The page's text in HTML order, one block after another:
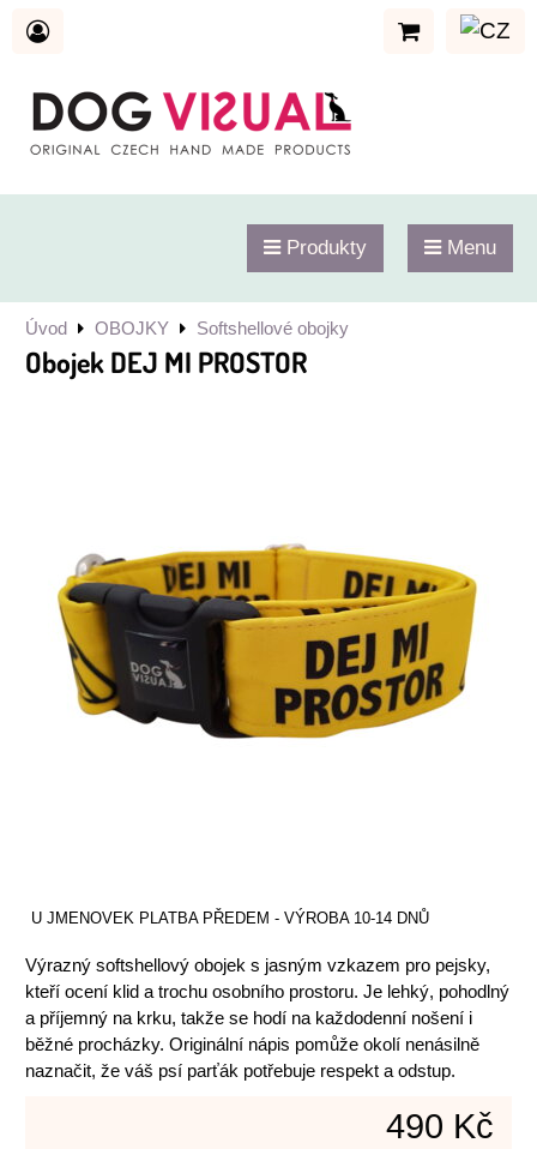
Produkty Menu
Úvod OBOJKY Softshellové obojky
Obojek DEJ MI PROSTOR
U JMENOVEK PLATBA PŘEDEM - VÝROBA 10-14 DNŮ
Výrazný softshellový obojek s jasným vzkazem pro pejsky,
kteří ocení klid a trochu osobního prostoru. Je lehký, pohodlný
a příjemný na krku, takže se hodí na každodenní nošení i
běžné procházky. Originální nápis pomůže okolí nenásilně
naznačit, že váš psí parťák potřebuje respekt a odstup.
490 Kč